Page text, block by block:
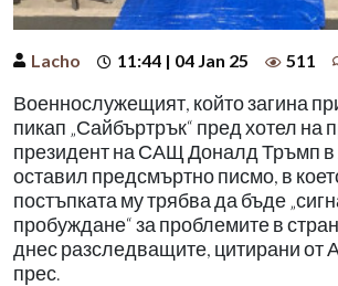
Lacho 11:44 | 04 Jan 25 511
Военнослужещият, който загина
пикап „Сайбъртрък“ пред хотел на
президент на САЩ Доналд Тръмп в
оставил предсмъртно писмо, в
постъпката му трябва да бъде
пробуждане“ за проблемите в
днес разследващите, цитирани от
прес.